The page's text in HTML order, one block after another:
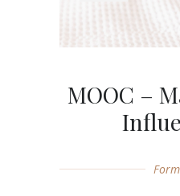
MOOC –